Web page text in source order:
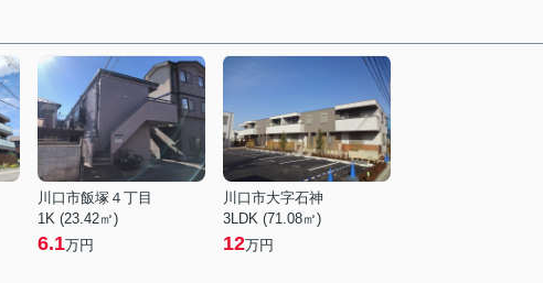
川口市飯塚４丁目
1K (23.42㎡)
6.1万円
川口市大字石神
3LDK (71.08㎡)
12万円